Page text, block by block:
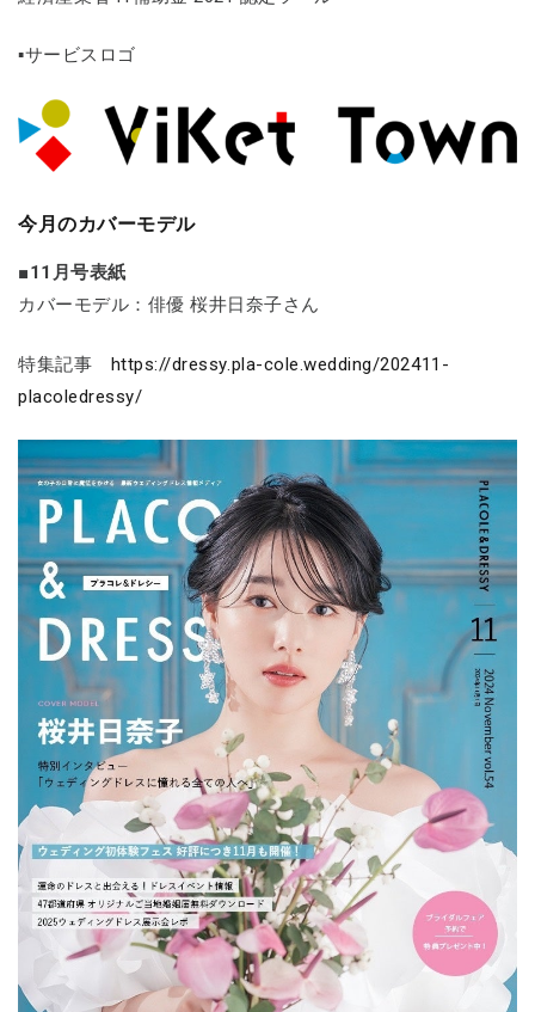
▪サービスロゴ
今月のカバーモデル
■11月号表紙
カバーモデル：俳優 桜井日奈子さん
特集記事 https://dressy.pla-cole.wedding/202411-
placoledressy/